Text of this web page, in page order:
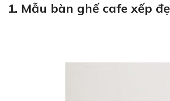
1. Mẫu bàn ghế cafe xếp